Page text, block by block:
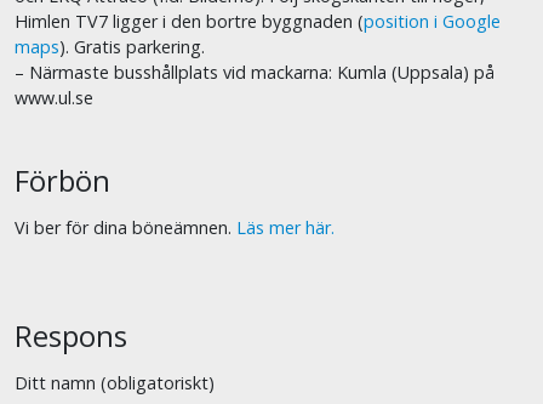
Himlen TV7 ligger i den bortre byggnaden (position i Google
maps). Gratis parkering.
– Närmaste busshållplats vid mackarna: Kumla (Uppsala) på
www.ul.se
Förbön
Vi ber för dina böneämnen. Läs mer här.
Respons
Ditt namn (obligatoriskt)